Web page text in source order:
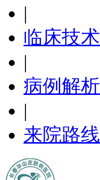
|
临床技术
|
病例解析
|
来院路线